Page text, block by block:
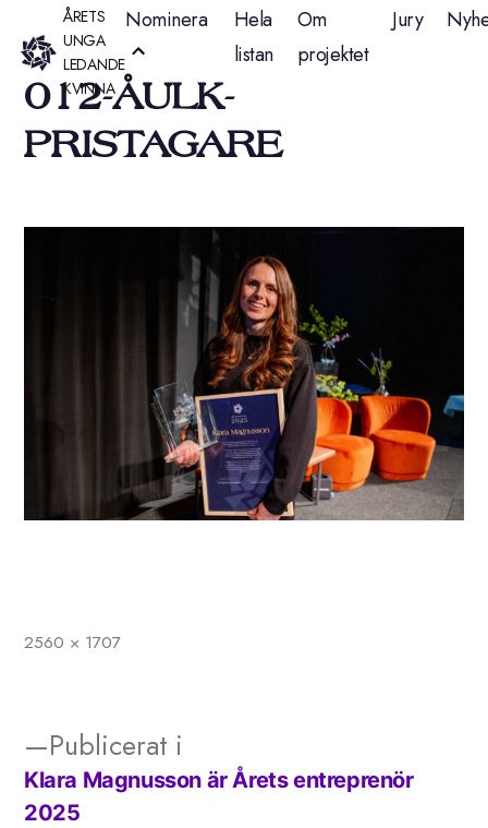
Hoppa
till
innehåll
ÅRETS
UNGA
LEDANDE
KVINNA
Nominera
Hela
listan
Om
projektet
Jury
012-ÅULK-
PRISTAGARE
Full
2560 × 1707
Inläggsnavigering
Publicerat i
Klara Magnusson är Årets entreprenör
2025